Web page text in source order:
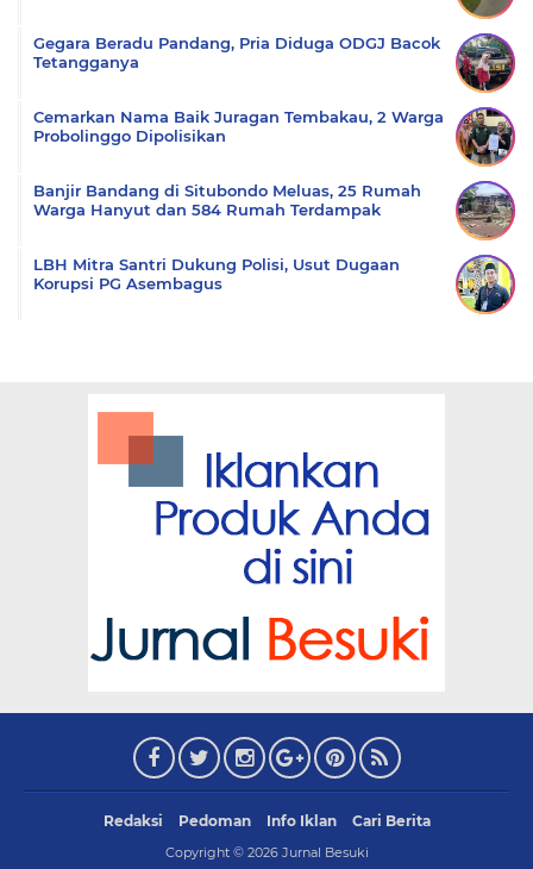
Gegara Beradu Pandang, Pria Diduga ODGJ Bacok
Tetangganya
Cemarkan Nama Baik Juragan Tembakau, 2 Warga
Probolinggo Dipolisikan
Banjir Bandang di Situbondo Meluas, 25 Rumah
Warga Hanyut dan 584 Rumah Terdampak
LBH Mitra Santri Dukung Polisi, Usut Dugaan
Korupsi PG Asembagus
Redaksi Pedoman Info Iklan Cari Berita
Copyright © 2026 Jurnal Besuki